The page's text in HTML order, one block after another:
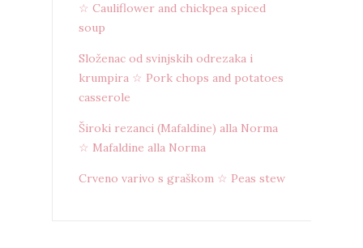
☆ Cauliflower and chickpea spiced
soup
Složenac od svinjskih odrezaka i
krumpira ☆ Pork chops and potatoes
casserole
Široki rezanci (Mafaldine) alla Norma
☆ Mafaldine alla Norma
Crveno varivo s graškom ☆ Peas stew